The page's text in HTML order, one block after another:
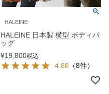
HALEINE
HALEINE 日本製 横型 ボディバ
ッグ
¥19,800税込
4.88 （8件）